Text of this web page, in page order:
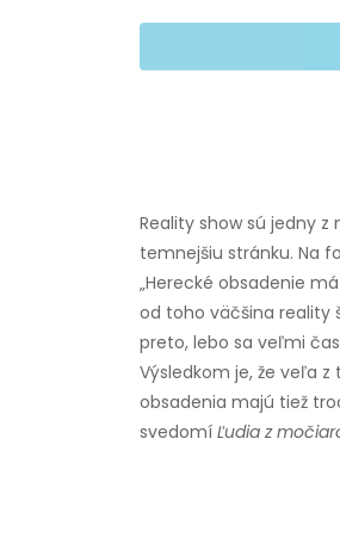
Reality show sú jedny
temnejšiu stránku. Na
„Herecké obsadenie
od toho väčšina reality
preto, lebo sa veľmi
Výsledkom je, že veľa
obsadenia majú tiež
svedomí Ľudia z